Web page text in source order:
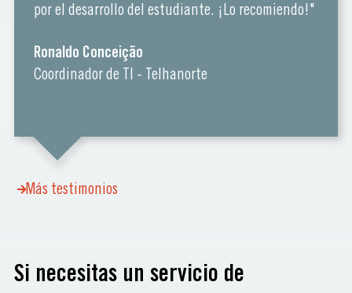
por el desarrollo del estudiante. ¡Lo recomiendo!"
Ronaldo Conceição
Coordinador de TI - Telhanorte
Más testimonios
Si necesitas un servicio de